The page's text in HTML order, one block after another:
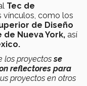
Tec de
vínculos, como los
de Diseño
de Nueva York, así
los proyectosse
reflectores para
proyectos en otros